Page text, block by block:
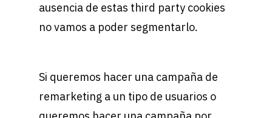
ausencia de estas third party cookies
no vamos a poder segmentarlo.
Si queremos hacer una campaña de
remarketing a un tipo de usuarios o